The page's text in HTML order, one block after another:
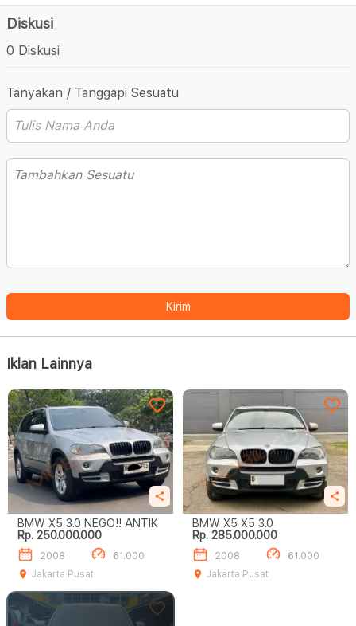
Diskusi
0 Diskusi
Tanyakan / Tanggapi Sesuatu
Kirim
Iklan Lainnya
BMW X5 3.0 NEGO!! ANTIK
Rp. 250.000.000
2008
61.000
Jakarta Pusat
BMW X5 X5 3.0
Rp. 285.000.000
2008
61.000
Jakarta Pusat